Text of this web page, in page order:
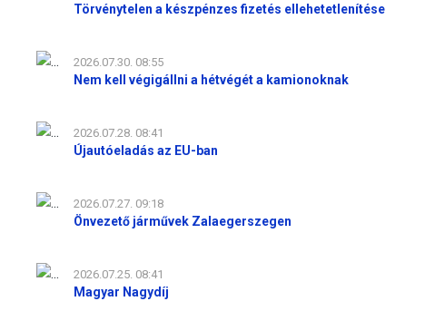
Törvénytelen a készpénzes fizetés ellehetetlenítése
2026.07.30. 08:55
Nem kell végigállni a hétvégét a kamionoknak
2026.07.28. 08:41
Újautóeladás az EU-ban
2026.07.27. 09:18
Önvezető járművek Zalaegerszegen
2026.07.25. 08:41
Magyar Nagydíj